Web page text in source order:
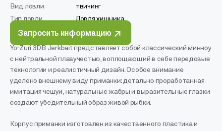
Вид ловли
твичинг
Тип ловли
Ловля хищника
Запросить информацию
Yo-Zuri 3DB Jerkbait представляет собой классический минноу
с нейтральной плавучестью, воплощающий в себе передовые
технологии и реалистичный дизайн. Особое внимание
уделено внешнему виду приманки: детально проработанная
имитация чешуи, натуральные жабры и выразительные глазки
создают убедительный образ живой рыбки.
Корпус приманки изготовлен из качественного пластика и